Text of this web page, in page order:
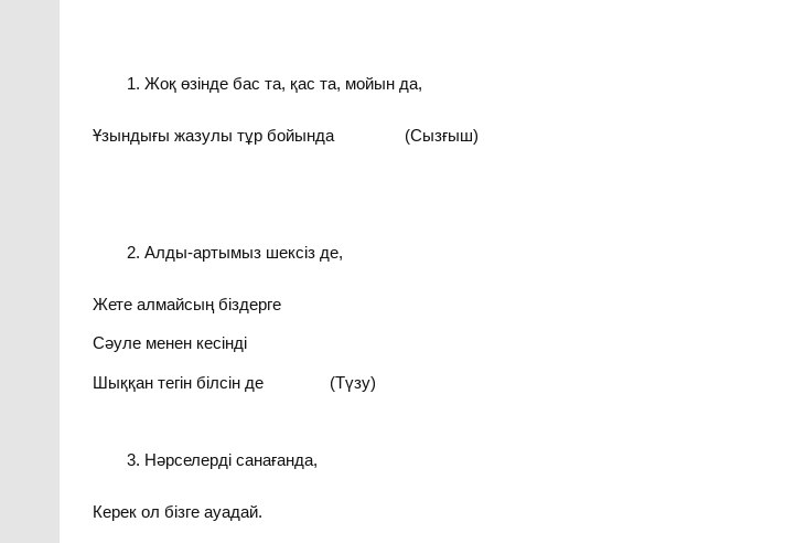
Жоқ өзінде бас та, қас та, мойын да,
Ұзындығы жазулы тұр бойында (Сызғыш)
Алды-артымыз шексіз де,
Жете алмайсың біздерге
Сәуле менен кесінді
Шыққан тегін білсін де (Түзу)
Нәрселерді санағанда,
Керек ол бізге ауадай.